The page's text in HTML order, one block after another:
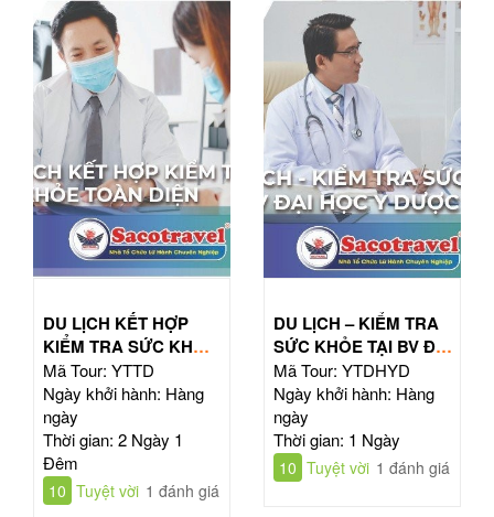
DU LỊCH KẾT HỢP
KIỂM TRA SỨC KHỎE
TOÀN DIỆN
Mã Tour: YTTD
Ngày khởi hành: Hàng
ngày
Thời gian: 2 Ngày 1
Đêm
10 Tuyệt vời 1 đánh giá
DU LỊCH – KIỂM TRA
SỨC KHỎE TẠI BV ĐẠI
HỌC Y DƯỢC TPHCM
Mã Tour: YTDHYD
Ngày khởi hành: Hàng
ngày
Thời gian: 1 Ngày
10 Tuyệt vời 1 đánh giá